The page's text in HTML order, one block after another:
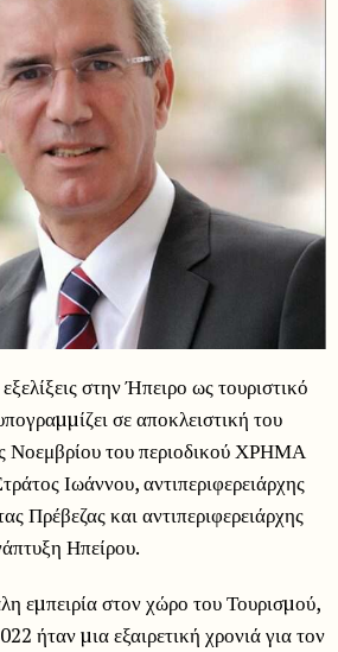
εξελίξεις στην Ήπειρο ως τουριστικό
σε αποκλειστική του
Νοεμβρίου του περιοδικού ΧΡΗΜΑ
Ιωάννου, αντιπεριφερειάρχης
Πρέβεζας και αντιπεριφερειάρχης
Ηπείρου.
εµπειρία στον χώρο του Τουρισµού,
ήταν µια εξαιρετική χρονιά για τον